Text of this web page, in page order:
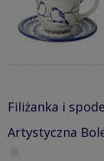
Filiżanka i
Artystyczna